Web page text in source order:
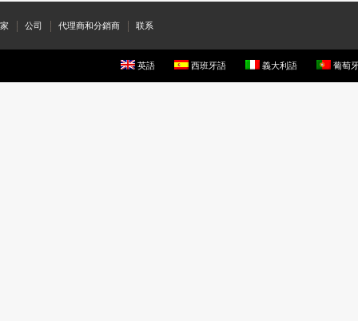
家 公司 代理商和分銷商 联系
英語 西班牙語 義大利語 葡萄